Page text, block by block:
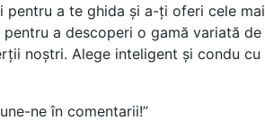
pentru a te ghida și a-ți oferi cele mai
a descoperi o gamă variată de
noștri. Alege inteligent și condu cu
ne în comentarii!”